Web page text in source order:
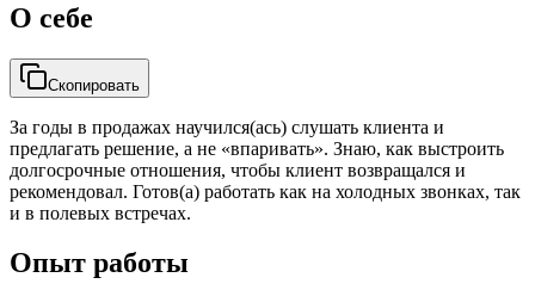
О себе
Скопировать
За годы в продажах научился(ась) слушать клиента и
предлагать решение, а не «впаривать». Знаю, как выстроить
долгосрочные отношения, чтобы клиент возвращался и
рекомендовал. Готов(а) работать как на холодных звонках, так
и в полевых встречах.
Опыт работы